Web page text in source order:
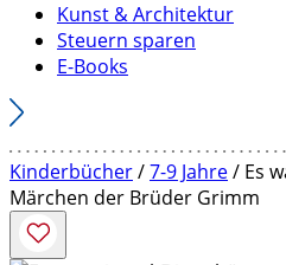
Kunst & Architektur
Steuern sparen
E-Books
Kinderbücher/7-9 Jahre/ Es
Märchen der Brüder Grimm